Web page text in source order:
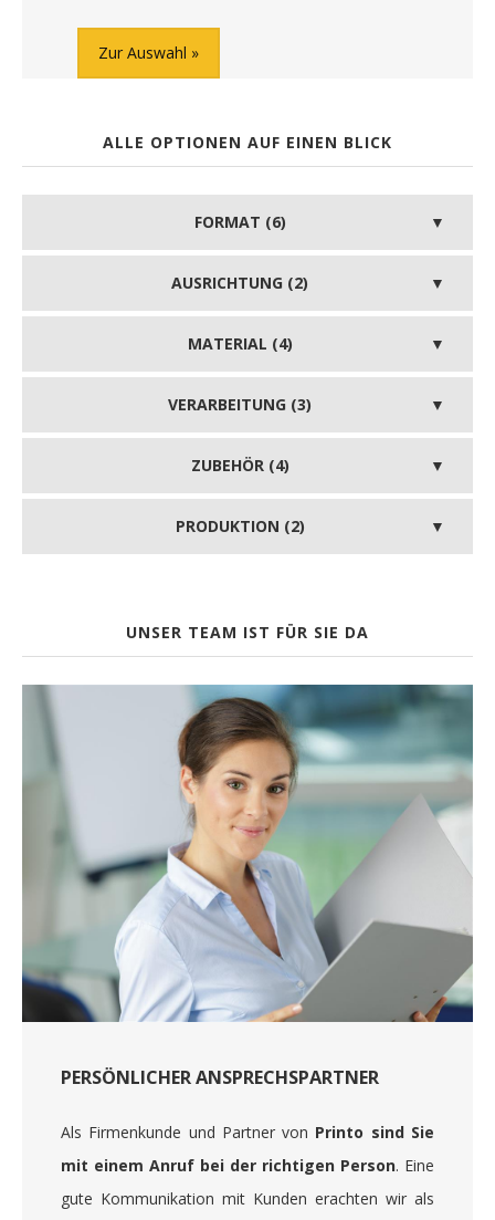
Zur Auswahl
ALLE OPTIONEN AUF EINEN BLICK
FORMAT (6)
AUSRICHTUNG (2)
MATERIAL (4)
VERARBEITUNG (3)
ZUBEHÖR (4)
PRODUKTION (2)
UNSER TEAM IST FÜR SIE DA
PERSÖNLICHER ANSPRECHSPARTNER
Als Firmenkunde und Partner von Printo sind Sie
mit einem Anruf bei der richtigen Person. Eine
gute Kommunikation mit Kunden erachten wir als